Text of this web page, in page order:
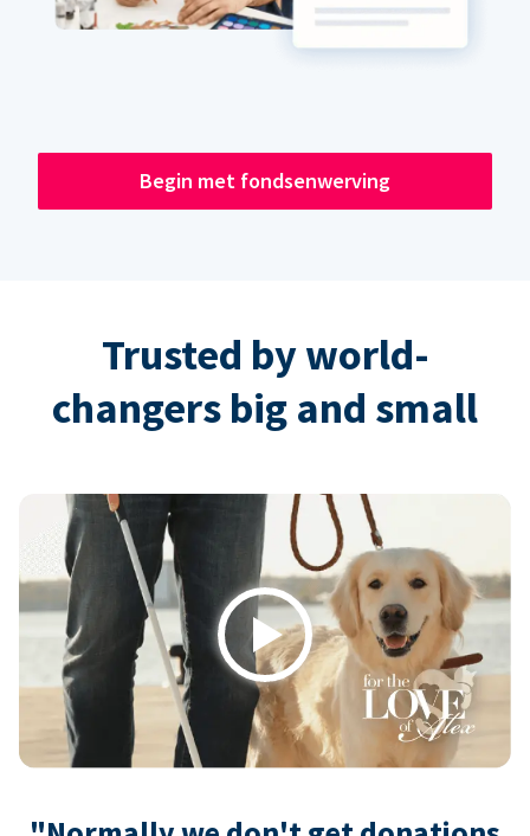
Begin met fondsenwerving
Trusted by world-
changers big and small
Play